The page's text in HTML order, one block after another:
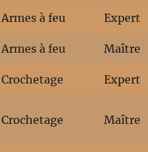
Armes à feu Expert
Armes à feu Maître
Crochetage Expert
Crochetage Maître